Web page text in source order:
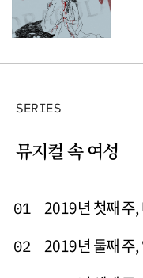
SERIES
뮤지컬 속 여성
01 2019년 첫째 주,
02 2019년 둘째 주,